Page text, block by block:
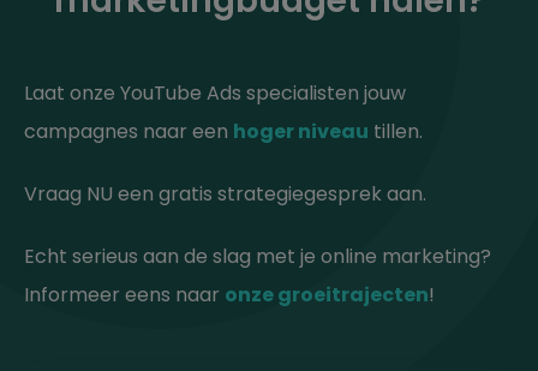
Laat onze YouTube Ads specialisten jouw
campagnes naar een hoger niveau tillen.
Vraag NU een gratis strategiegesprek aan.
Echt serieus aan de slag met je online marketing?
Informeer eens naar onze groeitrajecten!